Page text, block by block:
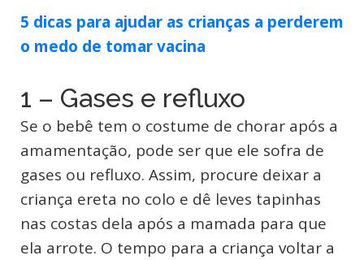
5 dicas para ajudar as crianças a perderem
o medo de tomar vacina
1 – Gases e refluxo
Se o bebê tem o costume de chorar após a
amamentação, pode ser que ele sofra de
gases ou refluxo. Assim, procure deixar a
criança ereta no colo e dê leves tapinhas
nas costas dela após a mamada para que
ela arrote. O tempo para a criança voltar a